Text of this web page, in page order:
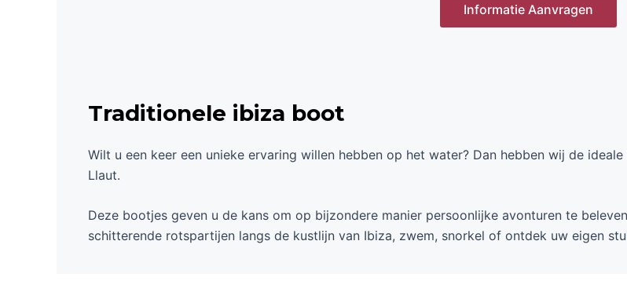
Informatie Aanvragen
Traditionele ibiza boot
Wilt u een keer een unieke ervaring willen hebben op het water? Dan hebben wij de
Llaut.
Deze bootjes geven u de kans om op bijzondere manier persoonlijke avonturen te
schitterende rotspartijen langs de kustlijn van Ibiza, zwem, snorkel of ontdek uw eigen